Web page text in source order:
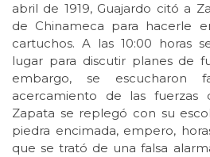
abril de 1919, Guajardo citó a
de Chinameca para hacerle
cartuchos. A las 10:00 horas
lugar para discutir planes de
embargo, se escucharon
acercamiento de las fuerzas
Zapata se replegó con su
piedra encimada, empero,
que se trató de una falsa